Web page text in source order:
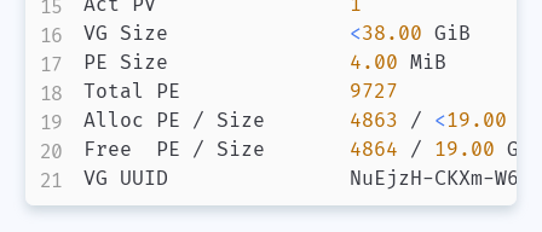
VG Size <38.00 GiB
PE Size 4.00 MiB
Total PE 9727
Alloc PE / Size 4863 / <19.00
Free  PE / Size 4864 / 19.00 GiB
VG UUID               NuEjzH-CKXm-